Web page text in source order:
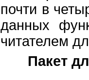
почти в
данных
читателем
Пакет